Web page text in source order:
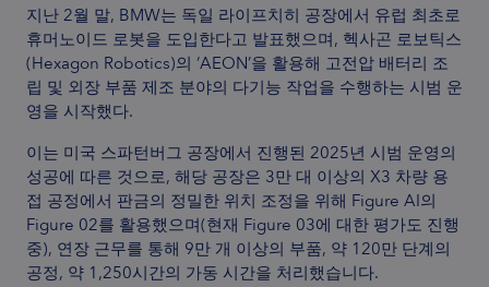
지난 2월 말, BMW는 독일 라이프치히 공장에서 유럽 최초로
휴머노이드 로봇을 도입한다고 발표했으며, 헥사곤 로보틱스
(Hexagon Robotics)의 ‘AEON’을 활용해 고전압 배터리 조
립 및 외장 부품 제조 분야의 다기능 작업을 수행하는 시범 운
영을 시작했다.
이는 미국 스파턴버그 공장에서 진행된 2025년 시범 운영의
성공에 따른 것으로, 해당 공장은 3만 대 이상의 X3 차량 용
접 공정에서 판금의 정밀한 위치 조정을 위해 Figure AI의
Figure 02를 활용했으며(현재 Figure 03에 대한 평가도 진행
중), 연장 근무를 통해 9만 개 이상의 부품, 약 120만 단계의
공정, 약 1,250시간의 가동 시간을 처리했습니다.